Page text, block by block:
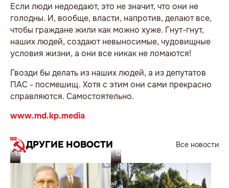
Если люди недоедают, это не значит, что они не
голодны. И, вообще, власти, напротив, делают все,
чтобы граждане жили как можно хуже. Гнут-гнут,
наших людей, создают невыносимые, чудовищные
условия жизни, а они все никак не ломаются!
Гвозди бы делать из наших людей, а из депутатов
ПАС - посмешищ. Хотя с этим они сами прекрасно
справляются. Самостоятельно.
www.md.kp.media
ДРУГИЕ НОВОСТИ
Все новости
07.08.26
06.08.26